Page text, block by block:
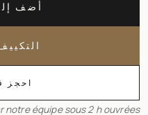
أضف
احجز
notre équipe sous 2 h ouvrées